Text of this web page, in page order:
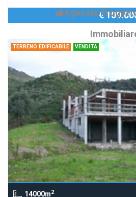
€
TERRENO EDIFICABILE VENDITA
14000m2